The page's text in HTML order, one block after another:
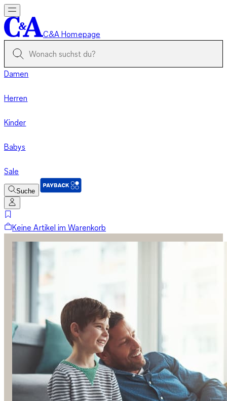
C&A Homepage
Damen
Herren
Kinder
Babys
Sale
Suche
Keine Artikel im Warenkorb